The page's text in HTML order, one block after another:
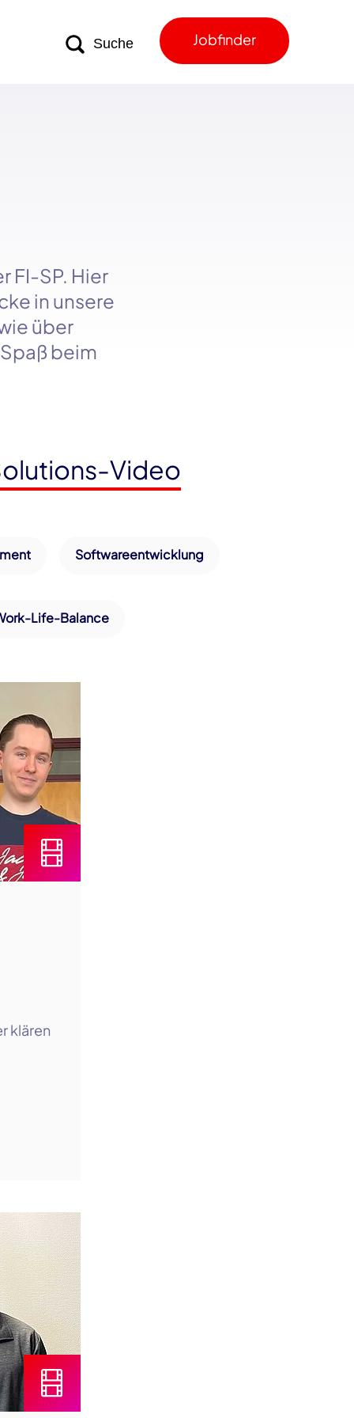
Jobfinder
FI-SP. Hier
in unsere
über
beim
Video
Softwareentwicklung
Life-Balance
klären